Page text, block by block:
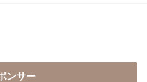
ンサー